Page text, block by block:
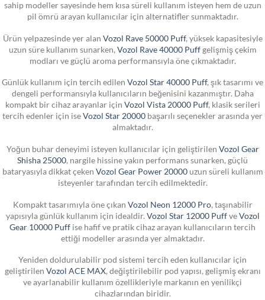
sahip modeller sayesinde hem kısa süreli kullanım isteyen hem de uzun
pil ömrü arayan kullanıcılar için alternatifler sunmaktadır.
Ürün yelpazesinde yer alan Vozol Rave 50000 Puff, yüksek kapasitesiyle
uzun süre kullanım sunarken, Vozol Rave 40000 Puffgelişmiş çekim
modları ve güçlü aroma performansıyla öne çıkmaktadır.
Günlük kullanım için tercih edilen Vozol Star 40000 Puff, şık tasarımı ve
dengeli performansıyla kullanıcıların beğenisini kazanmıştır. Daha
kompakt bir cihaz arayanlar için Vozol Vista 20000 Puff, klasik serileri
tercih edenler için iseVozol Star 20000 başarılı seçenekler arasında yer
almaktadır.
Yoğun buhar deneyimi isteyen kullanıcılar için geliştirilen Vozol Gear
Shisha 25000, nargile hissine yakın performans sunarken, güçlü
bataryasıyla dikkat çeken Vozol Gear Power 20000uzun süreli kullanım
isteyenler tarafından tercih edilmektedir.
Kompakt tasarımıyla öne çıkan Vozol Neon 12000 Pro, taşınabilir
yapısıyla günlük kullanım için idealdir. Vozol Star 12000 PuffveVozol
Gear 10000 Puff ise hafif ve pratik cihaz arayan kullanıcıların tercih
ettiği modeller arasında yer almaktadır.
Yeniden doldurulabilir pod sistemi tercih eden kullanıcılar için
geliştirilen Vozol ACE MAX, değiştirilebilir pod yapısı, gelişmiş ekranı
ve ayarlanabilir kullanım özellikleriyle markanın en yenilikçi
cihazlarından biridir.